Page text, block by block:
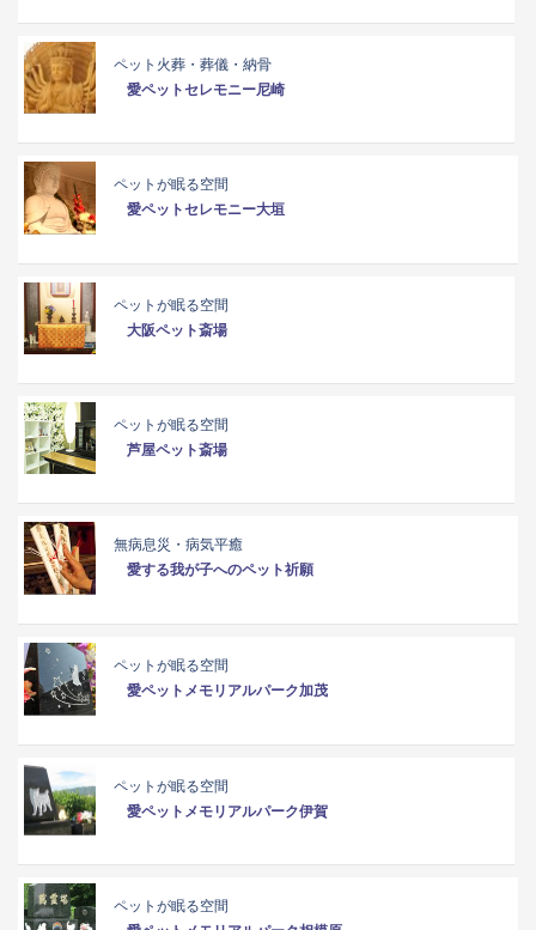
ペット火葬・葬儀・納骨
愛ペットセレモニー尼崎
ペットが眠る空間
愛ペットセレモニー大垣
ペットが眠る空間
大阪ペット斎場
ペットが眠る空間
芦屋ペット斎場
無病息災・病気平癒
愛する我が子へのペット祈願
ペットが眠る空間
愛ペットメモリアルパーク加茂
ペットが眠る空間
愛ペットメモリアルパーク伊賀
ペットが眠る空間